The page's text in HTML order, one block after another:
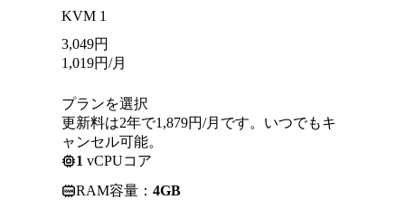
KVM 1
3,049円
1,019円/月
プランを選択
更新料は2年で1,879円/月です。いつでもキ
ャンセル可能。
1 vCPUコア
RAM容量： 4GB